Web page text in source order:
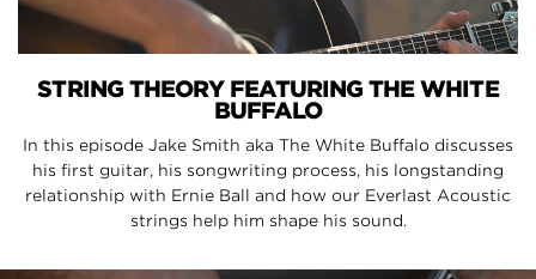
STRING THEORY FEATURING THE WHITE
BUFFALO
In this episode Jake Smith aka The White Buffalo discusses
his first guitar, his songwriting process, his longstanding
relationship with Ernie Ball and how our Everlast Acoustic
strings help him shape his sound.